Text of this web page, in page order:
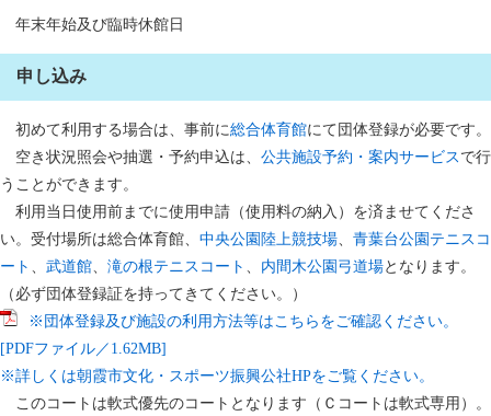
年末年始及び臨時休館日
申し込み
初めて利用する場合は、事前に総合体育館にて団体登録が必要です。
空き状況照会や抽選・予約申込は、 公共施設予約・案内サービス で行
うことができます。
利用当日使用前までに使用申請（使用料の納入）を済ませてくださ
い。受付場所は総合体育館、 中央公園陸上競技場
青葉台公園テニスコ
ート
武道館 滝の根テニスコート 内間木公園弓道場となります。
（必ず団体登録証を持ってきてください。）
※団体登録及び施設の利用方法等はこちらをご確認ください。
[PDFファイル／1.62MB]
※詳しくは朝霞市文化・スポーツ振興公社HPをご覧ください。
このコートは軟式優先のコートとなります（Ｃコートは軟式専用）。